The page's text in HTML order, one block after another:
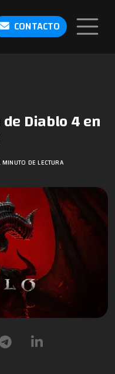
CONTACTO
Diablo 4 en
MINUTO DE LECTURA